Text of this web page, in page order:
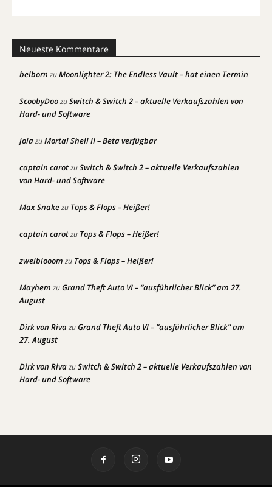
Neueste Kommentare
belborn zuMoonlighter 2: The Endless Vault – hat einen Termin
ScoobyDoozuSwitch & Switch 2 – aktuelle Verkaufszahlen von
Hard- und Software
joiazuMortal Shell II – Beta verfügbar
captain carotzuSwitch & Switch 2 – aktuelle Verkaufszahlen
von Hard- und Software
Max Snakezu Tops & Flops – Heißer!
captain carotzu Tops & Flops – Heißer!
zweiblooom zu Tops & Flops – Heißer!
Mayhem zuGrand Theft Auto VI – “ausführlicher Blick” am 27.
August
Dirk von RivazuGrand Theft Auto VI – “ausführlicher Blick” am
27. August
Dirk von RivazuSwitch & Switch 2 – aktuelle Verkaufszahlen von
Hard- und Software